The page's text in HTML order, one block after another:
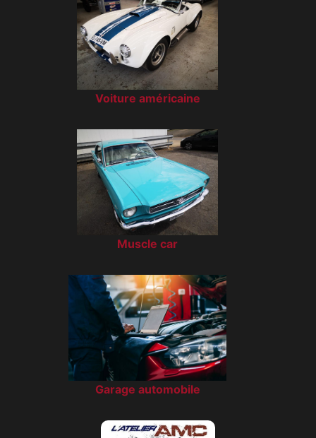
Voiture américaine
Muscle car
Garage automobile